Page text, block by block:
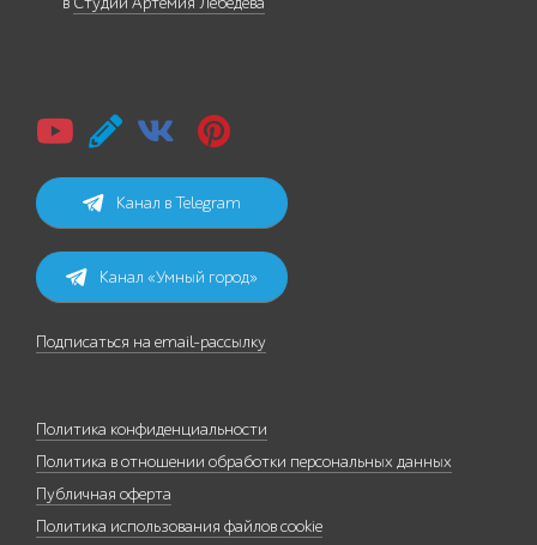
Канал в Telegram
Канал «Умный город»
Подписаться на email-рассылку
Политика конфиденциальности
Политика в отношении обработки персональных данных
Публичная оферта
Политика использования файлов cookie